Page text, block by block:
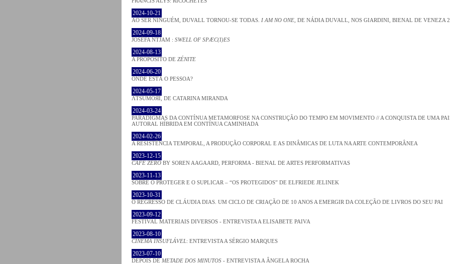
2024-10-21
AO SER NINGUÉM, DUVALL TORNOU-SE TODAS. I AM NO ONE , DE NÁDIA DUVALL, NOS GIARDINI, BIENAL DE VENEZA
2024-09-18
JOSÈFA NTJAM : SWELL OF SPÆC(I)ES
2024-08-13
A PROPÓSITO DE ZÉNITE
2024-06-20
ONDE ESTÁ O PESSOA?
2024-05-17
ΛƬSUMOЯI, DE CATARINA MIRANDA
2024-03-24
PARADIGMAS DA CONTÍNUA METAMORFOSE NA CONSTRUÇÃO DO TEMPO EM MOVIMENTO // A CONQUISTA DE UMA
AUTORAL HÍBRIDA EM CONTÍNUA CAMINHADA
2024-02-26
A RESISTÊNCIA TEMPORAL, A PRODUÇÃO CORPORAL E AS DINÂMICAS DE LUTA NA ARTE CONTEMPORÂNEA
2023-12-15
CAFE ZERO BY SOREN AAGAARD, PERFORMA - BIENAL DE ARTES PERFORMATIVAS
2023-11-13
SOBRE O PROTEGER E O SUPLICAR – “OS PROTEGIDOS” DE ELFRIEDE JELINEK
2023-10-31
O REGRESSO DE CLÁUDIA DIAS. UM CICLO DE CRIAÇÃO DE 10 ANOS A EMERGIR DA COLEÇÃO DE LIVROS DO SEU PAI
2023-09-12
FESTIVAL MATERIAIS DIVERSOS - ENTREVISTA A ELISABETE PAIVA
2023-08-10
CINEMA INSUFLÁVEL: ENTREVISTA A SÉRGIO MARQUES
2023-07-10
DEPOIS DE METADE DOS MINUTOS - ENTREVISTA A ÂNGELA ROCHA